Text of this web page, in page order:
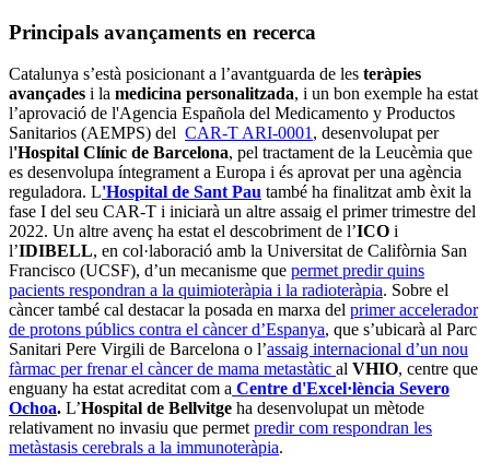
Principals avançaments en recerca
Catalunya s’està posicionant a l’avantguarda de les teràpies
avançades i la medicina personalitzada, i un bon exemple ha estat
l’aprovació de l'Agencia Española del Medicamento y Productos
Sanitarios (AEMPS) del CAR-T ARI-0001 , desenvolupat per
l'Hospital Clínic de Barcelona, pel tractament de la Leucèmia que
es desenvolupa íntegrament a Europa i és aprovat per una agència
reguladora. L'Hospital de Sant Pau també ha finalitzat amb èxit la
fase I del seu CAR-T i iniciarà un altre assaig el primer trimestre del
2022. Un altre avenç ha estat el descobriment de l’ICO i
l’IDIBELL, en col·laboració amb la Universitat de Califòrnia San
Francisco (UCSF), d’un mecanisme que permet predir quins
pacients respondran a la quimioteràpia i la radioteràpia. Sobre el
càncer també cal destacar la posada en marxa del primer accelerador
de protons públics contra el càncer d’Espanya, que s’ubicarà al Parc
Sanitari Pere Virgili de Barcelona o l’assaig internacional d’un nou
fàrmac per frenar el càncer de mama metastàtic al VHIO, centre que
enguany ha estat acreditat com a Centre d'Excel·lència Severo
Ochoa. L’Hospital de Bellvitge ha desenvolupat un mètode
relativament no invasiu que permet predir com respondran les
metàstasis cerebrals a la immunoteràpia.